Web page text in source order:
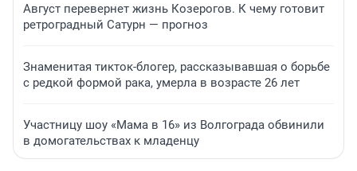
Август перевернет жизнь Козерогов. К чему готовит
ретроградный Сатурн — прогноз
Знаменитая тикток-блогер, рассказывавшая о борьбе
с редкой формой рака, умерла в возрасте 26 лет
Участницу шоу «Мама в 16» из Волгограда обвинили
в домогательствах к младенцу